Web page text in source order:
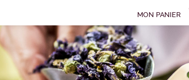
MON PANIER